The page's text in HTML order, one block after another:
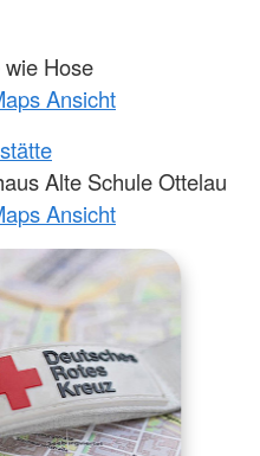
Hose
Ansicht
Alte Schule Ottelau
Ansicht